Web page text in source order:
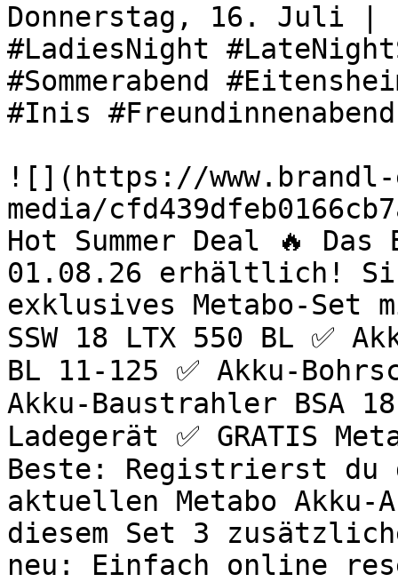
Donnerstag, 16. Juli |
#LadiesNight
#Sommerabend
#Inis
![](https://
media/
Hot Summer Deal 🔥 Das
01.08.26 erhältlich!
exklusives Metabo-Set
SSW 18 LTX 550 BL ✅
BL 11-125 ✅ Akku-
Akku-Baustrahler BSA
Ladegerät ✅ GRATIS
Beste: Registrierst du
aktuellen Metabo
diesem Set 3
neu: Einfach online